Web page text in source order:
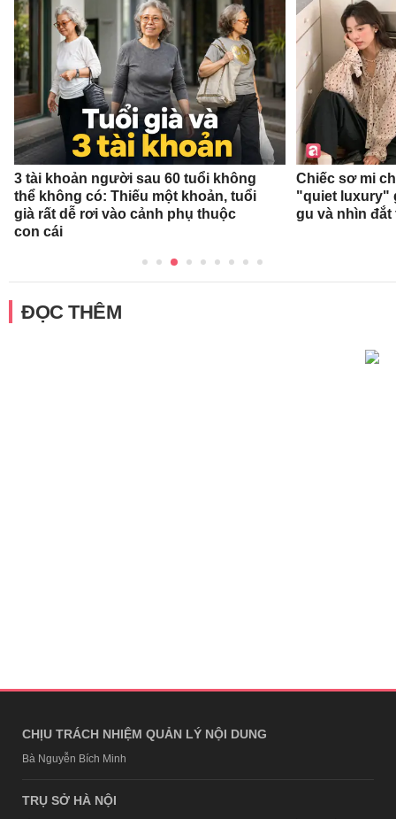
3 tài khoản người sau 60 tuổi không
thể không có: Thiếu một khoản, tuổi
già rất dễ rơi vào cảnh phụ thuộc
con cái
Chiếc sơ mi
"quiet luxury"
gu và nhìn
ĐỌC THÊM
CHỊU TRÁCH NHIỆM QUẢN LÝ NỘI DUNG
Bà Nguyễn Bích Minh
TRỤ SỞ HÀ NỘI